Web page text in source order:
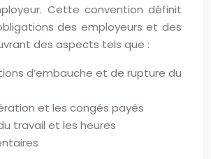
Cette convention définit
des employeurs et des
des aspects tels que :
d’embauche et de rupture du
et les congés payés
travail et les heures